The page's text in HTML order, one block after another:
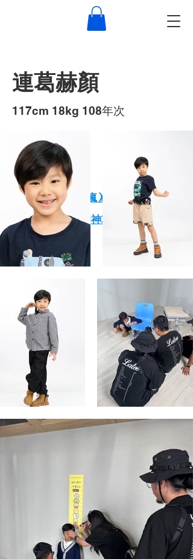
連葛赫顏
117cm 18kg 108年次
作品
XPARK小朋友玩瘋🤸 大朋友放鬆🕺
一天玩爆Xpark的神攻略！